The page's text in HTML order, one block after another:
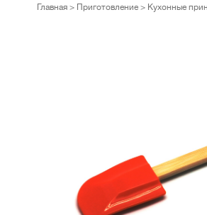
Главная Приготовление Кухонные